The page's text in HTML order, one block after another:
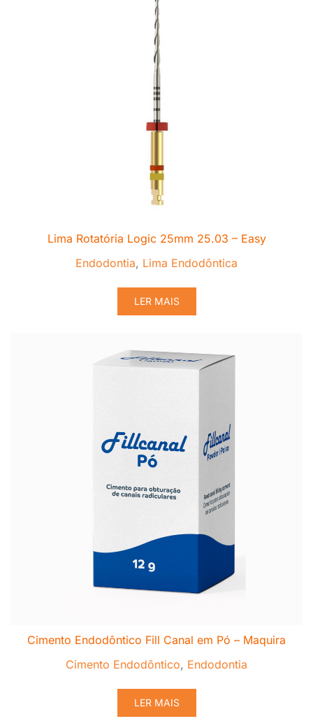
Lima Rotatória Logic 25mm 25.03 – Easy
Endodontia, Lima Endodôntica
LER MAIS
Cimento Endodôntico Fill Canal em Pó – Maquira
Cimento Endodôntico, Endodontia
LER MAIS